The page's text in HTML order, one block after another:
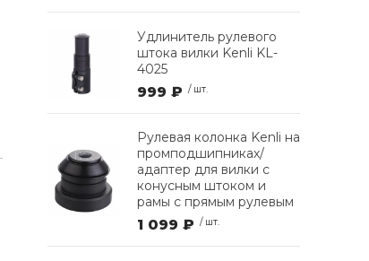
Удлинитель рулевого
штока вилки Kenli KL-
4025
999 ₽ / шт.
Рулевая колонка Kenli на
промподшипниках/
адаптер для вилки с
конусным штоком и
рамы с прямым рулевым
1 099 ₽ / шт.